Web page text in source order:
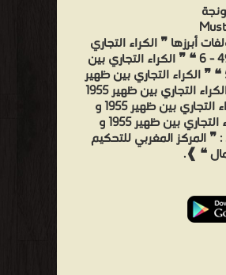
أبرزها ❞ الكراء التجاري
بين ظهير 1955 و القانون رقم 49.16 - 6 ❝ ❞ الكراء التجاري بين
ظهير 1955 و القانون رقم 49.16 - 5 ❝ ❞ الكراء التجاري بين ظهير
1955 و القانون رقم 49.16 - 4 ❝ ❞ الكراء التجاري بين ظهير 1955
و القانون رقم 49.16 - 1 ❝ ❞ الكراء التجاري بين ظهير 1955 و
القانون رقم 49.16 - 3 ❝ ❞ الكراء التجاري بين ظهير 1955 و
- 2 ❝ الناشرين : ❞ المركز المغربي للتحكيم
❝ ❱.